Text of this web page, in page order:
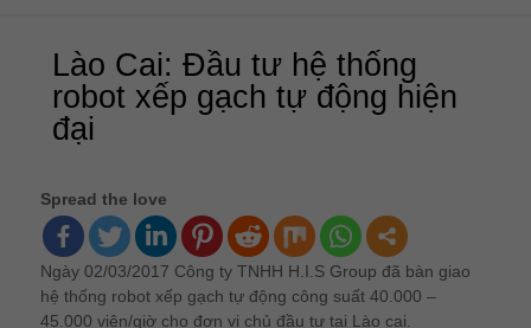
Lào Cai: Đầu tư hệ thống
robot xếp gạch tự động hiện
đại
Spread the love
Ngày 02/03/2017 Công ty TNHH H.I.S Group đã bàn giao
hệ thống robot xếp gạch tự động công suất 40.000 –
45.000 viên/giờ cho đơn vị chủ đầu tư tại Lào cai.